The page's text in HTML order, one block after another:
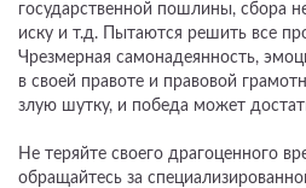
государственной пошлины, сбора
иску и т.д. Пытаются решить все
Чрезмерная самонадеянность,
в своей правоте и правовой
злую шутку, и победа может
Не теряйте своего драгоценного
обращайтесь за